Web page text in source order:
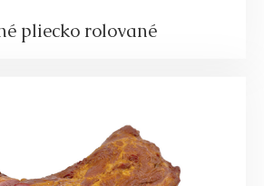
pliecko rolované